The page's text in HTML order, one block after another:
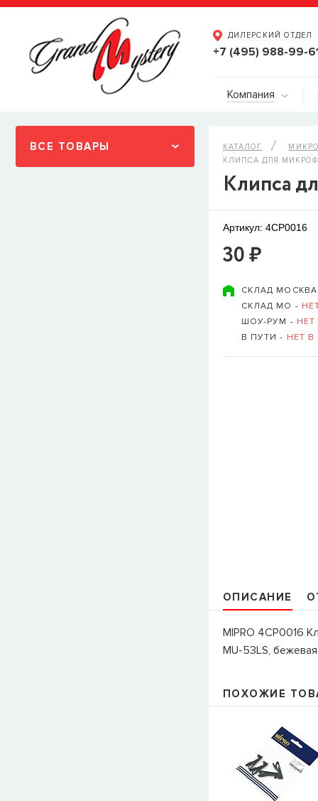
ДИЛЕРСКИЙ ОТДЕЛ
+7 (495) 988-99-
Компания
ВСЕ ТОВАРЫ КАТАЛОГ
КЛИПСА ДЛЯ
Клипса
Артикул: 4CP0016
30 ₽
СКЛАД
СКЛАД МО -
ШОУ-РУМ -
В ПУТИ - НЕТ
ОПИСАНИЕ
MIPRO 4CP0016
MU-53LS,
ПОХОЖИЕ